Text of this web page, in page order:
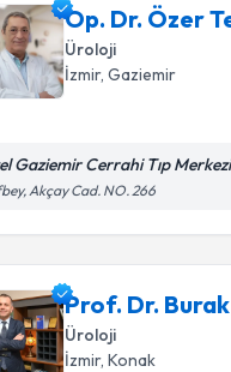
Op. Dr. Özer
Üroloji
İzmir, Gaziemir
Gaziemir Cerrahi Tıp Merkezi
Akçay Cad. NO. 266
Prof. Dr.
Üroloji
İzmir, Konak